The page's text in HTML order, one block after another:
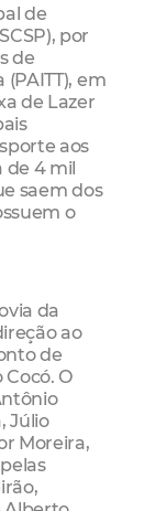
de
por
de
em
de Lazer
aos
de 4 mil
saem dos
o
da
ao
de
O
Júlio
Moreira,